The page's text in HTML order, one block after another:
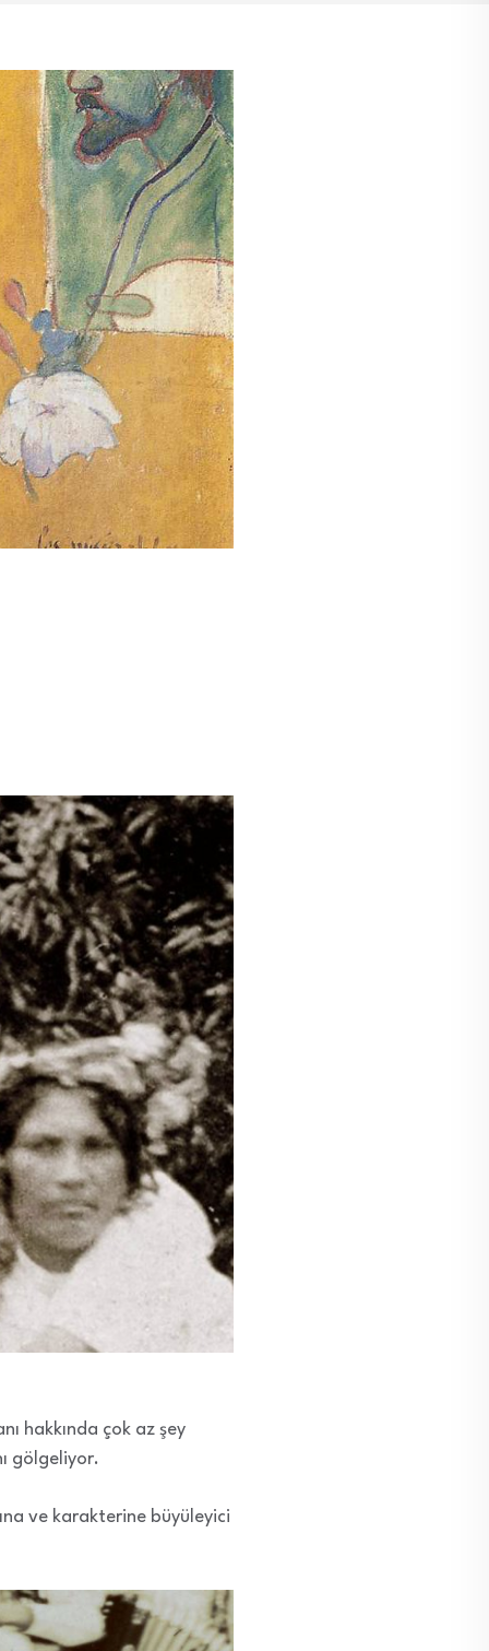
hakkında çok az şey
gölgeliyor.
ve karakterine büyüleyici